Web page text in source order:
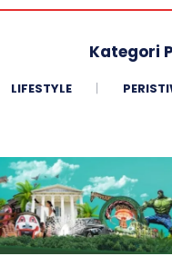
Kategori
LIFESTYLE